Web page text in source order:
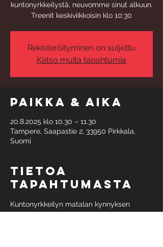
kuntonyrkkeilystä, neuvomme sinut alkuun.
Treenit keskiviikkoisin klo 10:30
Rekisteröityminen on suljettu
Katso muita tapahtumia
Paikka & aika
20.8.2025 klo 10.30 – 11.30
Tampere, Saapastie 2, 33950 Pirkkala,
Suomi
Tietoa
tapahtumasta
Kuntonyrkkeilyn matalan kynnyksen